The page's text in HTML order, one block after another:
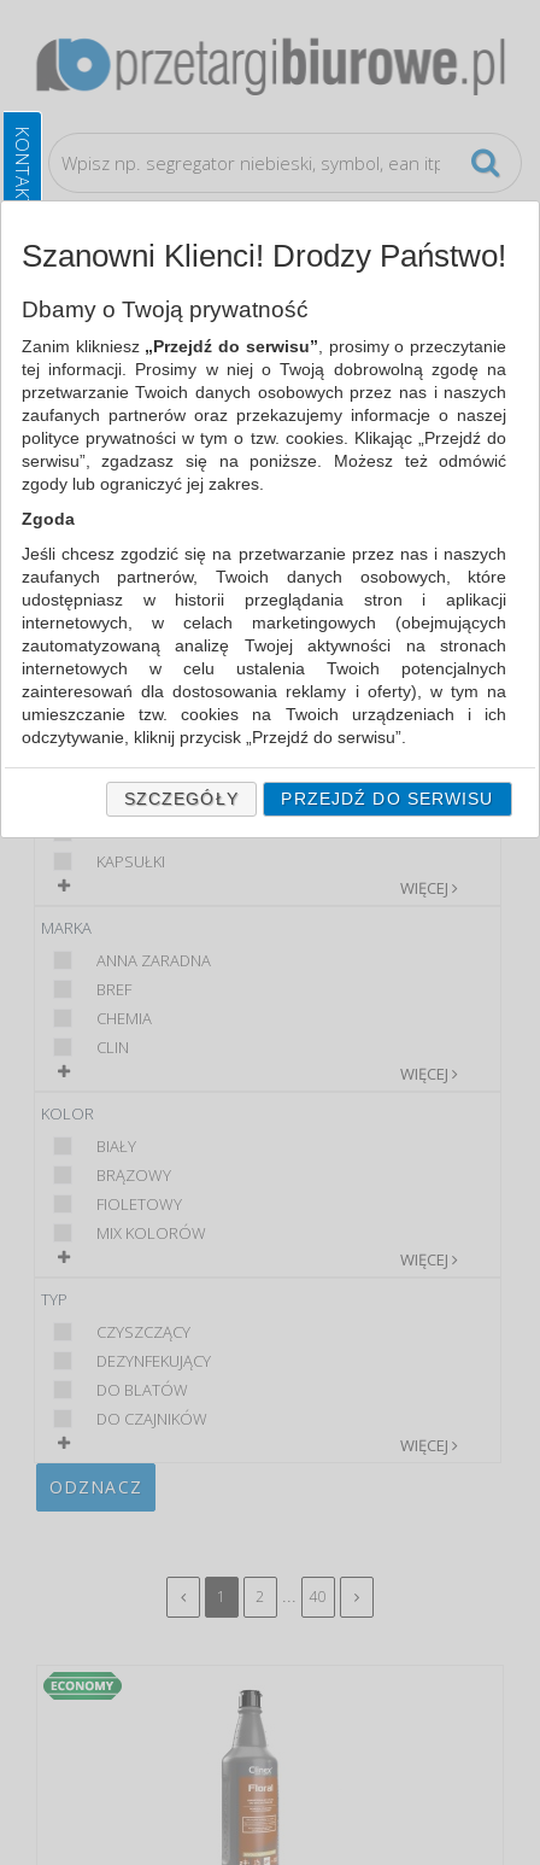
Artykuły higieniczne i dozowniki
WSZYSTKIE KATEGORIE
NAJCHĘTNIEJ WYBIERANE
ARTYKUŁY HIGIENICZNE I DOZOWNIKI
ŚRODKI CZYSZCZĄCE (472)
FILTRY WIĘCEJ
KLASA
EKONOMICZNE
STANDARD
PRODUKT
CHUSTECZKI
EMULSJA
GRANULKI
KAPSUŁKI
WIĘCEJ
MARKA
ANNA ZARADNA
BREF
CHEMIA
CLIN
WIĘCEJ
KOLOR
BIAŁY
BRĄZOWY
FIOLETOWY
MIX KOLORÓW
WIĘCEJ
TYP
CZYSZCZĄCY
DEZYNFEKUJĄCY
DO BLATÓW
DO CZAJNIKÓW
WIĘCEJ
ODZNACZ
1 2 40
Szanowni Klienci! Drodzy Państwo!
Dbamy o Twoją prywatność
Zanim klikniesz „Przejdź do serwisu” , prosimy o przeczytanie
tej informacji. Prosimy w niej o Twoją dobrowolną zgodę na
przetwarzanie Twoich danych osobowych przez nas i naszych
zaufanych partnerów oraz przekazujemy informacje o naszej
polityce prywatności w tym o tzw. cookies. Klikając „Przejdź do
serwisu”, zgadzasz się na poniższe. Możesz też odmówić
zgody lub ograniczyć jej zakres.
Zgoda
Jeśli chcesz zgodzić się na przetwarzanie przez nas i naszych
zaufanych partnerów, Twoich danych osobowych, które
udostępniasz w historii przeglądania stron i aplikacji
internetowych, w celach marketingowych (obejmujących
zautomatyzowaną analizę Twojej aktywności na stronach
internetowych w celu ustalenia Twoich potencjalnych
zainteresowań dla dostosowania reklamy i oferty), w tym na
umieszczanie tzw. cookies na Twoich urządzeniach i ich
odczytywanie, kliknij przycisk „Przejdź do serwisu”.
Jeśli nie chcesz wyrazić zgody lub ograniczyć jej zakres, kliknij
„Szczegóły”, gdzie znajdziesz wszelkie informacje o tym jak to
zrobić . Te same informacje znajdziesz także na podstronie z
naszą polityką prywatności obowiązującą od 25 maja 2018.
W przypadku użytkowników zalogowanych, ważna jest Państwa
wcześniejsza zgoda której udzieliliście podczas zakładania
konta. Każda Państwa zgoda jest dobrowolna i można ją w
Klauzula Informacyjna (rozwiń)
Lista Zaufanych Partnerów (rozwiń)
SZCZEGÓŁY PRZEJDŹ DO SERWISU